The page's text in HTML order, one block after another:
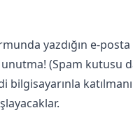
yazdığın e-
(Spam kutusu
bilgisayarınla